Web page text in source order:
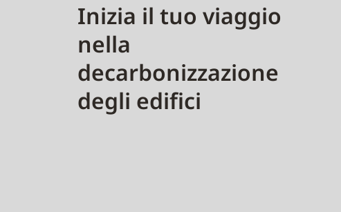
Inizia il tuo viaggio
nella
decarbonizzazione
degli edifici